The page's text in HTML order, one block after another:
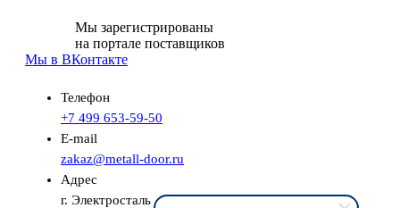
Мы зарегистрированы
на портале поставщиков
Мы в ВКонтакте
Телефон
+7 499 653-59-50
E-mail
zakaz@metall-door.ru
Адрес
г. Электросталь